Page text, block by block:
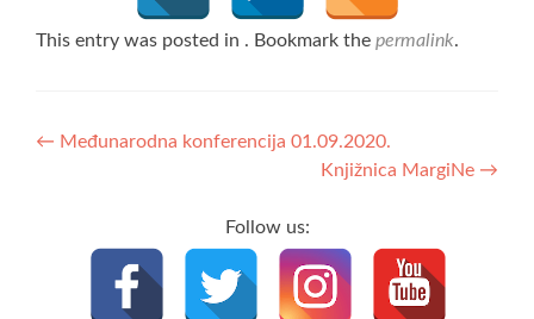
This entry was posted in . Bookmark the permalink.
Post
← Međunarodna konferencija 01.09.2020.
Knjižnica MargiNe →
Follow us: